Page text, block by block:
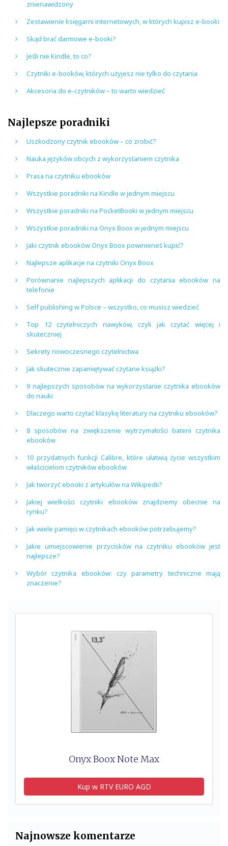
znienawidzony
Zestawienie księgarni internetowych, w których kupisz e-booki
Skąd brać darmowe e-booki?
Jeśli nie Kindle, to co?
Czytniki e-booków, których użyjesz nie tylko do czytania
Akcesoria do e-czytników – to warto wiedzieć
Najlepsze poradniki
Uszkodzony czytnik ebooków – co zrobić?
Nauka języków obcych z wykorzystaniem czytnika
Prasa na czytniku ebooków
Wszystkie poradniki na Kindle w jednym miejscu
Wszystkie poradniki na PocketBooki w jednym miejscu
Wszystkie poradniki na Onyx Boox w jednym miejscu
Jaki czytnik ebooków Onyx Boox powinieneś kupić?
Najlepsze aplikacje na czytniki Onyx Boox
Porównanie najlepszych aplikacji do czytania ebooków na
telefonie
Self publishing w Polsce – wszystko, co musisz wiedzieć
Top 12 czytelniczych nawyków, czyli jak czytać więcej i
skuteczniej
Sekrety nowoczesnego czytelnictwa
Jak skutecznie zapamiętywać czytane książki?
9 najlepszych sposobów na wykorzystanie czytnika ebooków
do nauki
Dlaczego warto czytać klasykę literatury na czytniku ebooków?
8 sposobów na zwiększenie wytrzymałości baterii czytnika
ebooków
10 przydatnych funkcji Calibre, które ułatwią życie wszystkim
właścicielom czytników ebooków
Jak tworzyć ebooki z artykułów na Wikipedii?
Jakiej wielkości czytniki ebooków znajdziemy obecnie na
rynku?
Jak wiele pamięci w czytnikach ebooków potrzebujemy?
Jakie umiejscowienie przycisków na czytniku ebooków jest
najlepsze?
Wybór czytnika ebooków: czy parametry techniczne mają
znaczenie?
Onyx Boox Note Max
Kup w RTV EURO AGD
Najnowsze komentarze